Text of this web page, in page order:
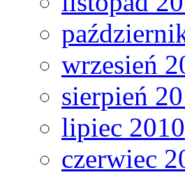
wrzesień
sierpień
lipiec 2010
czerwiec